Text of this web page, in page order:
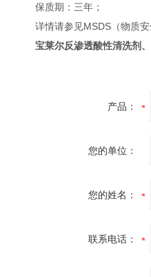
保质期：三年；
详情请参见MSDS（物质
宝莱尔反渗透酸性清洗剂
产品：
您的单位：
您的姓名：
联系电话：